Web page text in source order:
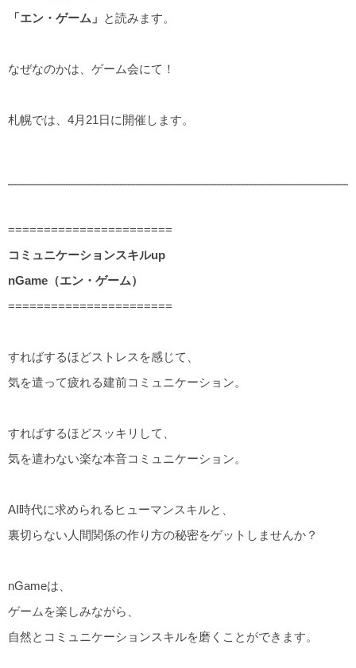
「エン・ゲーム」 と読みます。
なぜなのかは、ゲーム会にて！
札幌では、4月21日に開催します。
=======================
コミュニケーションスキルup
nGame（エン・ゲーム）
=======================
すればするほどストレスを感じて、
気を遣って疲れる建前コミュニケーション。
すればするほどスッキリして、
気を遣わない楽な本音コミュニケーション。
AI時代に求められるヒューマンスキルと、
裏切らない人間関係の作り方の秘密をゲットしませんか？
nGameは、
ゲームを楽しみながら、
自然とコミュニケーションスキルを磨くことができます。